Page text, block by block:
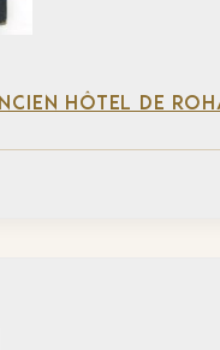
HÔTEL DE